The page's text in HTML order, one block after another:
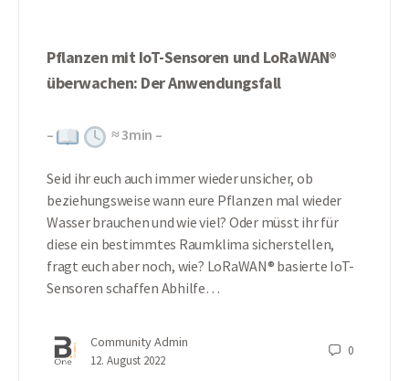
Pflanzen mit IoT-Sensoren und LoRaWAN®
überwachen: Der Anwendungsfall
– ≈3min –
Seid ihr euch auch immer wieder unsicher, ob
beziehungsweise wann eure Pflanzen mal wieder
Wasser brauchen und wie viel? Oder müsst ihr für
diese ein bestimmtes Raumklima sicherstellen,
fragt euch aber noch, wie? LoRaWAN® basierte IoT-
Sensoren schaffen Abhilfe…
Community Admin
12. August 2022
0